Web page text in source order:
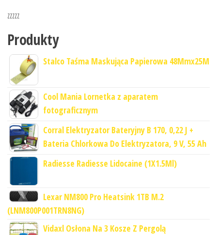
zzzzz
Produkty
Stalco Taśma Maskująca Papierowa 48Mmx25M
Cool Mania Lornetka z aparatem
fotograficznym
Corral Elektryzator Bateryjny B 170, 0,22 J +
Bateria Chlorkowa Do Elektryzatora, 9 V, 55 Ah
Radiesse Radiesse Lidocaine (1X1.5Ml)
Lexar NM800 Pro Heatsink 1TB M.2
(LNM800P001TRN8NG)
Vidaxl Osłona Na 3 Kosze Z Pergolą